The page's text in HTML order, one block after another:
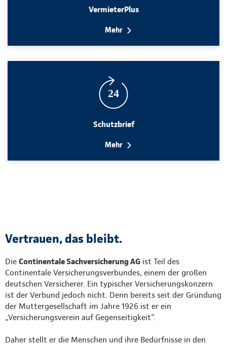
VermieterPlus
Mehr
Schutzbrief
Mehr
Vertrauen, das bleibt.
Die Continentale Sachversicherung AG ist Teil des
Continentale Versicherungsverbundes, einem der großen
deutschen Versicherer. Ein typischer Versicherungskonzern
ist der Verbund jedoch nicht. Denn bereits seit der Gründung
der Muttergesellschaft im Jahre 1926 ist er ein
„Versicherungsverein auf Gegenseitigkeit".
Daher stellt er die Menschen und ihre Bedürfnisse in den